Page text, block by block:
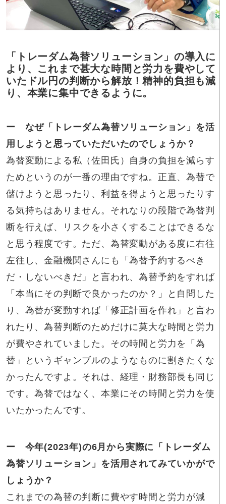
「トレーダム為替ソリューション」の導入に
より、これまで甚大な時間と労力を費やして
いたドル円の判断から解放！精神的負担も減
り、本業に集中できるように。
ー なぜ「トレーダム為替ソリューション」を活
用しようと思っていただいたのでしょうか？
為替変動による私（佐田氏）自身の負担を減らす
ためというのが一番の理由ですね。正直、為替で
儲けようと思ったり、利益を得ようと思ったりす
る気持ちはありません。それなりの段階で為替判
断を行えば、リスクを小さくすることはできるな
と思う程度です。ただ、為替変動がある度に右往
左往し、金融機関さんにも「為替予約するべき
だ・しないべきだ」と言われ、為替予約をすれば
「本当にその判断で良かったのか？」と自問した
り、為替が変動すれば「修正計画を作れ」と言わ
れたり、為替判断のためだけに莫大な時間と労力
が費やされていました。その時間と労力を「為
替」というギャンブルのようなものに割きたくな
かったんですよ。それは、経理・財務部長も同じ
です。為替ではなく、本業にその時間と労力を使
いたかったんです。
ー 今年(2023年)の6月から実際に「トレーダム
為替ソリューション」を活用されてみていかがで
しょうか？
これまでの為替の判断に費やす時間と労力が減